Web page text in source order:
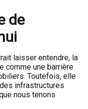
de
laisser entendre, la
comme une barrière
Toutefois, elle
infrastructures
nous tenons